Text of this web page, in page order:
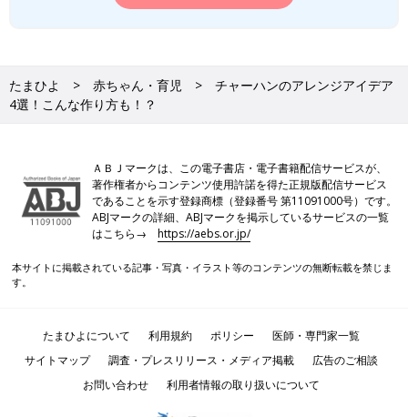
たまひよ 赤ちゃん・育児
チャーハンのアレンジアイデア
4選！こんな作り方も！？
ＡＢＪマークは、この電子書店・電子書籍配信サービスが、
著作権者からコンテンツ使用許諾を得た正規版配信サービス
であることを示す登録商標（登録番号 第11091000号）です。
ABJマークの詳細、ABJマークを掲示しているサービスの一覧
はこちら→https://aebs.or.jp/
本サイトに掲載されている記事・写真・イラスト等のコンテンツの無断転載を禁じま
す。
たまひよについて 利用規約 ポリシー
医師・専門家一覧
サイトマップ
調査・プレスリリース・メディア掲載
広告のご相談
お問い合わせ
利用者情報の取り扱いについて